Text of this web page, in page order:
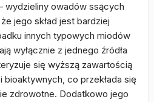
wydzieliny owadów ssących
jego skład jest bardziej
innych typowych miodów
wyłącznie z jednego źródła
się wyższą zawartością
bioaktywnych, co przekłada się
zdrowotne. Dodatkowo jego